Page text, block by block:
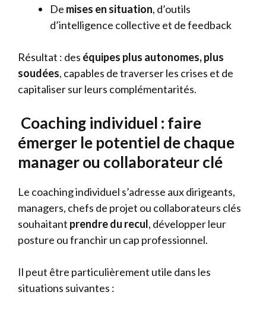
De mises en situation, d’outils
d’intelligence collective et de feedback
Résultat : des équipes plus autonomes, plus
soudées, capables de traverser les crises et de
capitaliser sur leurs complémentarités.
Coaching individuel : faire
émerger le potentiel de chaque
manager ou collaborateur clé
Le coaching individuel s’adresse aux dirigeants,
managers, chefs de projet ou collaborateurs clés
souhaitant prendre du recul, développer leur
posture ou franchir un cap professionnel.
Il peut être particulièrement utile dans les
situations suivantes :